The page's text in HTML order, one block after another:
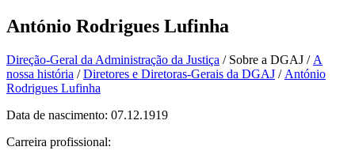
António Rodrigues Lufinha
Direção-Geral da Administração da Justiça / Sobre a DGAJ / A
nossa história /Diretores e Diretoras-Gerais da DGAJ / António
Rodrigues Lufinha
Data de nascimento: 07.12.1919
Carreira profissional: